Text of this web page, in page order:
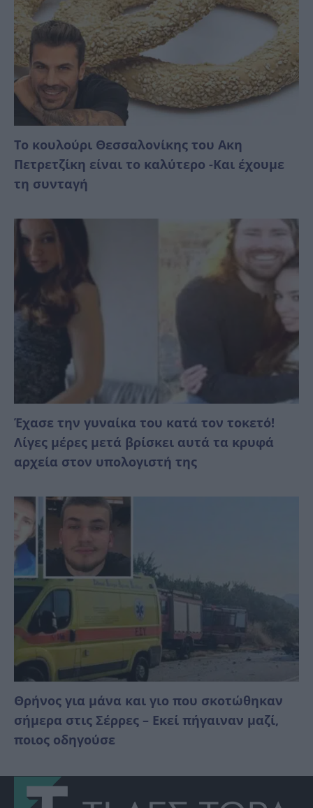
Το κουλούρι Θεσσαλονίκης του Ακη
Πετρετζίκη είναι το καλύτερο -Και έχουμε
τη συνταγή
Έχασε την γυναίκα του κατά τον τοκετό!
Λίγες μέρες μετά βρίσκει αυτά τα κρυφά
αρχεία στον υπολογιστή της
Θρήνος για μάνα και γιο που σκοτώθηκαν
σήμερα στις Σέρρες – Εκεί πήγαιναν μαζί,
ποιος οδηγούσε